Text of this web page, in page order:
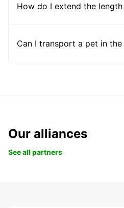
How do I extend the
Can I transport a pet in the
Our alliances
See all partners